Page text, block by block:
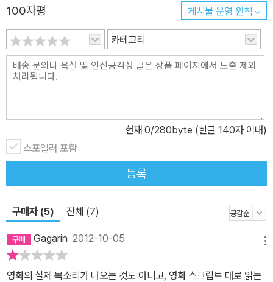
워크북은 챕터별로 정리된 단어 목록, 이해도를 점검해볼 수 있는 Co
영화 내용을 그대로 담고 있는 본문 텍스트입니다. 중요 단어들은 볼
드 표시되어 있으며, 읽는 이의 이해를 돕는 각주가 첨가되어 있습니
다. Vol 2. 워크북 (Workbook) Comprehension Quiz & Expres
오는 순서대로 정리한 단어 목록입니다. 본문 텍스트를 읽기 전 어휘
목록을 훑어보면 해당 본문을 부담 없이 읽고 이해할 수 있습니다.
100자평 게시물 운영 원칙
카테고리
현재 0/280byte (한글 140자 이내)
스포일러 포함
등록
구매자 (5) 전체 (7)
Gagarin 2012-10-05
영화의 실제 목소리가 나오는 것도 아니고, 영화 스크립트 대로 읽는